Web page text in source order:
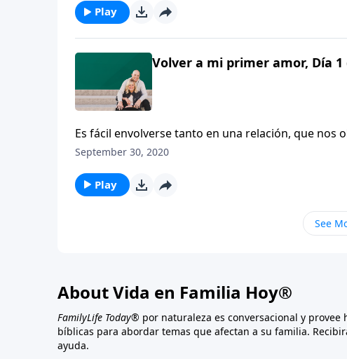
Play
Volver a mi primer amor, Día 1
Es fácil envolverse tanto en una relación, que nos
autora del manual “Piérdete”, recuerda que,
September 30, 2020
Play
See
About Vida en Familia Hoy®
FamilyLife Today® por naturaleza es conversacional y provee
bíblicas para abordar temas que afectan a su familia.
ayuda.